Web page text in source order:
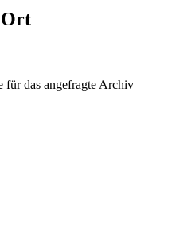
Ort
für das angefragte Archiv